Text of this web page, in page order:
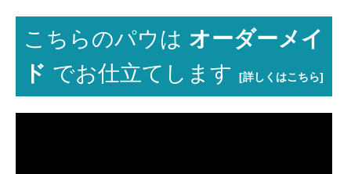
こちらのパウは オーダーメイ
ド でお仕立てします[詳しくはこちら]